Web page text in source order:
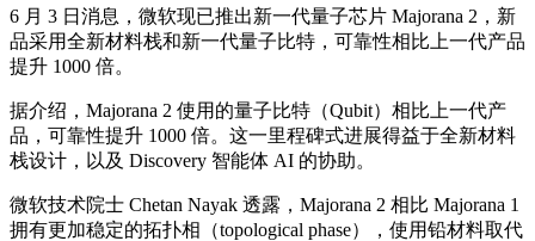
6 月 3 日消息，微软现已推出新一代量子芯片 Majorana 2，新
品采用全新材料栈和新一代量子比特，可靠性相比上一代产品
提升 1000 倍。
据介绍，Majorana 2 使用的量子比特（Qubit）相比上一代产
品，可靠性提升 1000 倍。这一里程碑式进展得益于全新材料
栈设计，以及 Discovery 智能体 AI 的协助。
微软技术院士 Chetan Nayak 透露，Majorana 2 相比 Majorana 1
拥有更加稳定的拓扑相（topological phase），使用铅材料取代